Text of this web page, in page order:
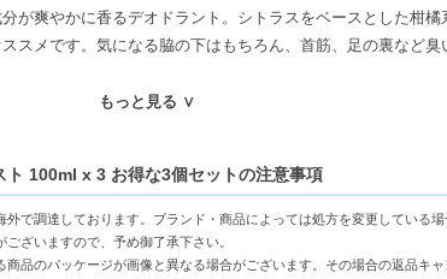
が爽やかに香るデオドラント。シトラスをベースとした柑
スメです。気になる脇の下はもちろん、首筋、足の裏など
る可能性がございます。
、安心して使用できる香り。
もっと見る ∨
100ml x 3 お得な3個セットの注意事項
で調達しております。ブランド・商品によっては処方を変更している
ざいますので、予め御了承下さい。
品のパッケージが画像と異なる場合がございます。その場合の返品キ